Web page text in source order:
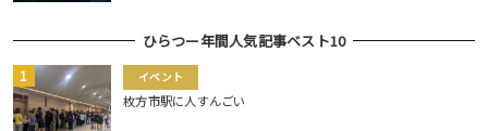
ひらつー年間人気記事ベスト10
イベント
枚方市駅に人すんごい